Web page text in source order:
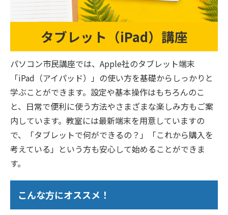
タブレット（iPad）講座
パソコン市民講座では、Apple社のタブレット端末
「iPad（アイパッド）」の使い方を基礎からしっかりと
学ぶことができます。設定や基本操作はもちろんのこ
と、日常で便利に使う方法やさまざまな楽しみ方もご案
内しています。教室には最新端末を用意していますの
で、「タブレットで何ができるの？」「これから購入を
考えている」という方も安心して始めることができま
す。
こんな方にオススメ！